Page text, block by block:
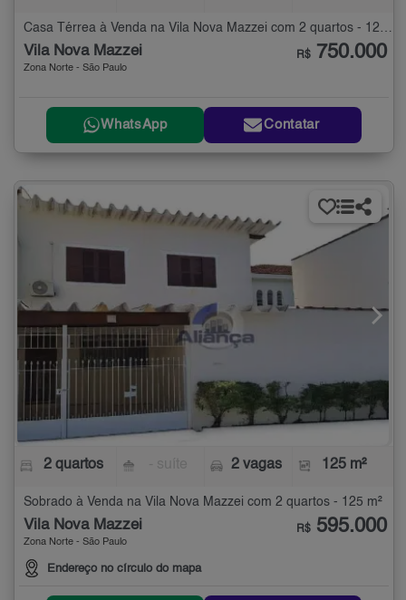
Casa Térrea à Venda na Vila Nova Mazzei com 2 quartos - 120 m²
Vila Nova Mazzei
Zona Norte - São Paulo
R$ 750.000
WhatsApp Contatar
2 quartos 2 vagas 125 m²
Sobrado à Venda na Vila Nova Mazzei com 2 quartos - 125 m²
Vila Nova Mazzei
Zona Norte - São Paulo
Endereço no círculo do mapa
R$ 595.000